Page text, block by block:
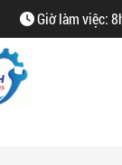
Giờ làm việc: